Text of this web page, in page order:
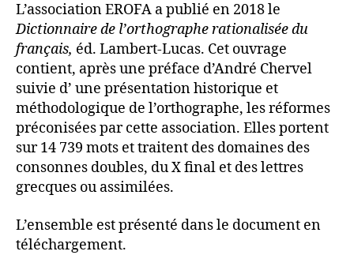
L’association EROFA a publié en 2018 le
Dictionnaire de l’orthographe rationalisée du
français, éd. Lambert-Lucas. Cet ouvrage
contient, après une préface d’André Chervel
suivie d’ une présentation historique et
méthodologique de l’orthographe, les réformes
préconisées par cette association. Elles portent
sur 14 739 mots et traitent des domaines des
consonnes doubles, du X final et des lettres
grecques ou assimilées.
L’ensemble est présenté dans le document en
téléchargement.